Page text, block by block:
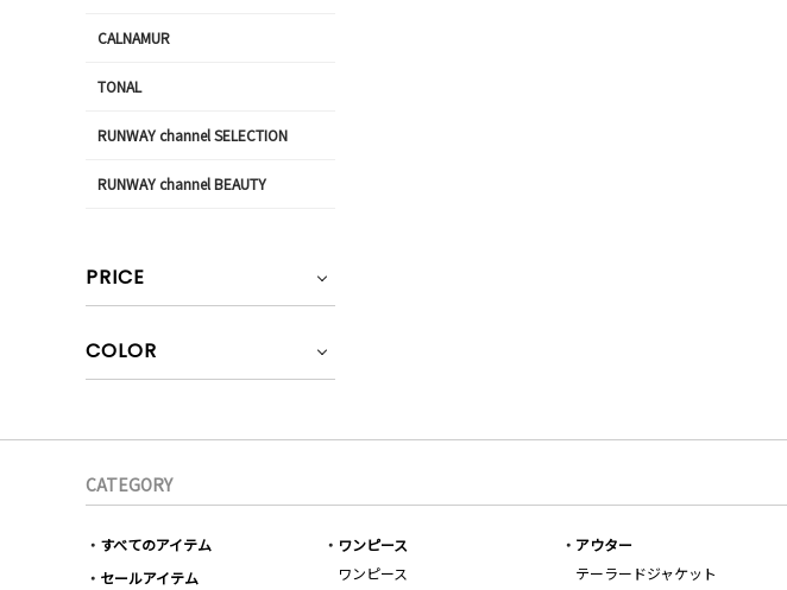
CALNAMUR
TONAL
RUNWAY channel SELECTION
RUNWAY channel BEAUTY
PRICE
COLOR
CATEGORY
すべてのアイテム
セールアイテム
ワンピース
ワンピース
アウター
テーラードジャケット